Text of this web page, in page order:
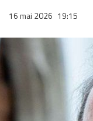
16 mai 2026 19:15